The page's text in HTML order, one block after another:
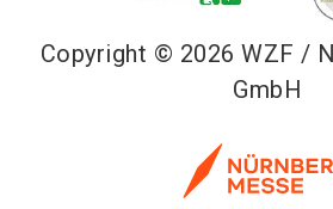
Copyright © 2026 WZF /
GmbH